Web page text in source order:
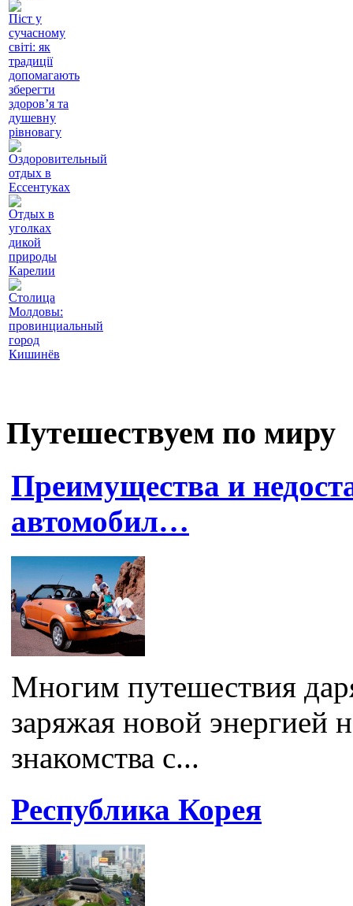
Піст у
сучасному
світі: як
традиції
допомагають
зберегти
здоров’я та
душевну
рівновагу
Оздоровительный
отдых в
Ессентуках
Отдых в
уголках
дикой
природы
Карелии
Столица
Молдовы:
провинциальный
город
Кишинёв
Путешествуем по миру
Преимущества и
автомобил…
Многим путешествия
заряжая новой энергией
знакомства с...
Республика Корея